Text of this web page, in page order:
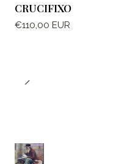
CRUCIFIXO
€110,00 EUR